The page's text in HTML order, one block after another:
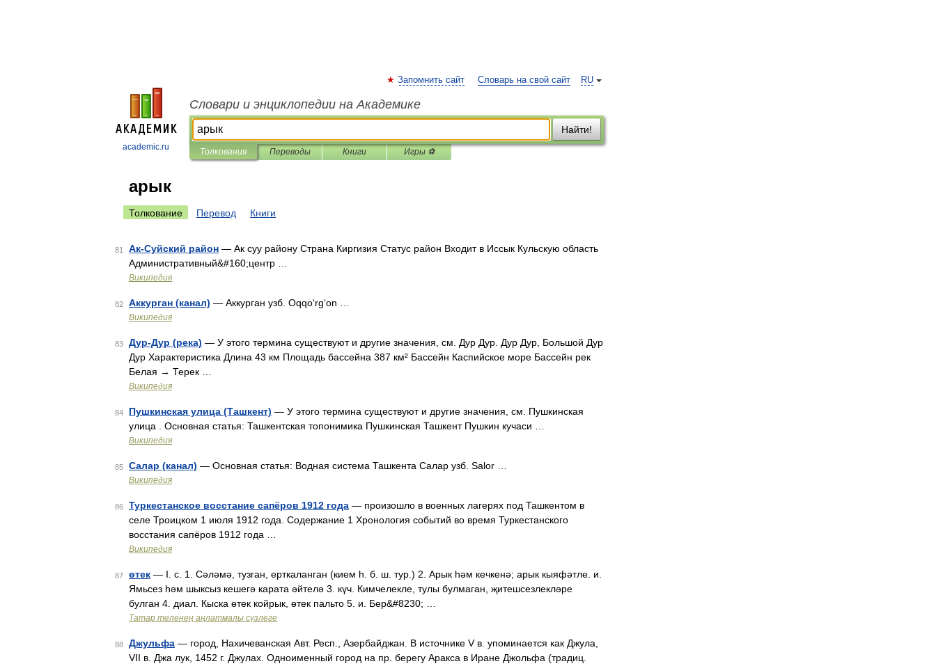
academic.ru
RU
Запомнить сайт Словарь на свой сайт
Словари и энциклопедии на Академике
Найти!
Толкования Переводы Книги Игры ⚽
арык
Толкование Перевод Книги
81 Ак-Суйский район — Ак суу району Страна Киргизия Статус район Входит в Иссык Кульскую область
Административный&#160;центр …
Википедия
82 Аккурган (канал) — Аккурган узб. Oqqo‘rg‘on …
Википедия
83 Дур-Дур (река) — У этого термина существуют и другие значения, см. Дур Дур. Дур Дур, Большой Дур
Дур Характеристика Длина 43 км Площадь бассейна 387 км² Бассейн Каспийское море Бассейн рек
Белая → Терек …
Википедия
84 Пушкинская улица (Ташкент) — У этого термина существуют и другие значения, см. Пушкинская
улица . Основная статья: Ташкентская топонимика Пушкинская Ташкент Пушкин кучаси …
Википедия
85 Салар (канал) — Основная статья: Водная система Ташкента Салар узб. Salor …
Википедия
86 Туркестанское восстание сапёров 1912 года — произошло в военных лагерях под Ташкентом в
селе Троицком 1 июля 1912 года. Содержание 1 Хронология событий во время Туркестанского
восстания сапёров 1912 года …
Википедия
87 өтек — I. с. 1. Сәләмә, тузган, ерткаланган (кием һ. б. ш. тур.) 2. Арык һәм кечкенә; арык кыяфәтле. и.
Ямьсез һәм шыксыз кешегә карата әйтелә 3. күч. Кимчелекле, тулы булмаган, җитешсезлекләре
булган 4. диал. Кыска өтек койрык, өтек пальто 5. и. Бер&#8230; …
Татар теленең аңлатмалы сүзлеге
88 Джульфа — город, Нахичеванская Авт. Респ., Азербайджан. В источнике V в. упоминается как Джула,
VII в. Джа лук, 1452 г. Джулах. Одноименный город на пр. берегу Аракса в Иране Джольфа (традиц.